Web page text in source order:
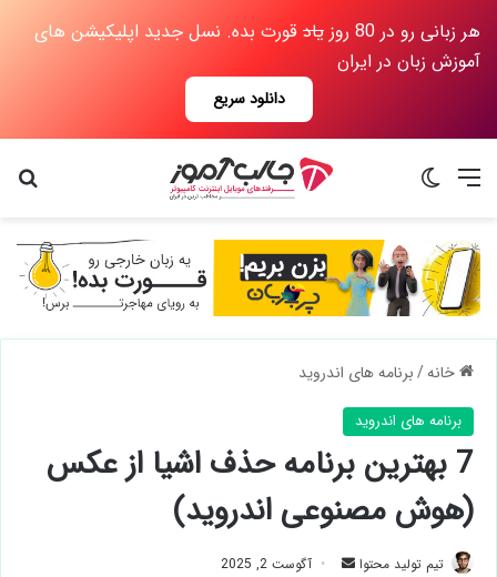
هر زبانی رو در 80 روز یاد قورت بده. نسل جدید اپلیکیشن های
آموزش زبان در ایران
دانلود سریع
منو
خانه/برنامه های اندروید
برنامه های اندروید
7 بهترین برنامه حذف اشیا از عکس
(هوش مصنوعی اندروید)
تیم تولید محتوا
ارسال آگوست 2, 2025